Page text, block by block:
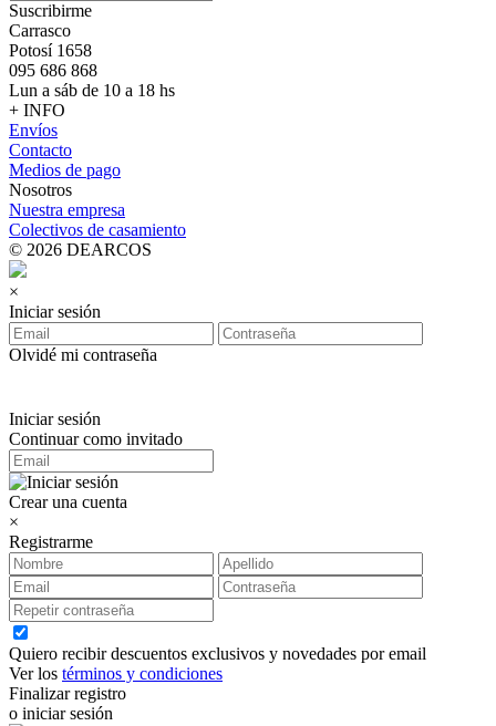
Suscribirme
Carrasco
Potosí 1658
095 686 868
Lun a sáb de 10 a 18 hs
+ INFO
Envíos
Contacto
Medios de pago
Nosotros
Nuestra empresa
Colectivos de casamiento
© 2026 DEARCOS
×
Iniciar sesión
Olvidé mi contraseña
Iniciar sesión
Continuar como invitado
Crear una cuenta
×
Registrarme
Quiero recibir descuentos exclusivos y novedades por email
Ver los términos y condiciones
Finalizar registro
o iniciar sesión